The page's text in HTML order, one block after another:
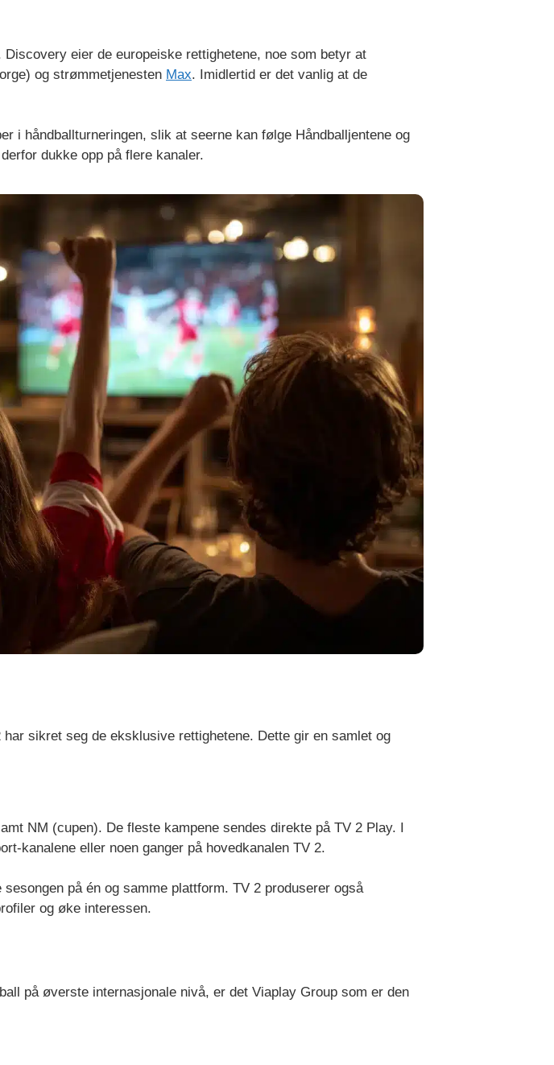
eier de europeiske rettighetene, noe som betyr at
og strømmetjenesten Max. Imidlertid er det vanlig at de
i håndballturneringen, slik at seerne kan følge Håndballjentene og
dukke opp på flere kanaler.
sikret seg de eksklusive rettighetene. Dette gir en samlet og
NM (cupen). De fleste kampene sendes direkte på TV 2 Play. I
kanalene eller noen ganger på hovedkanalen TV 2.
på én og samme plattform. TV 2 produserer også
og øke interessen.
på øverste internasjonale nivå, er det Viaplay Group som er den